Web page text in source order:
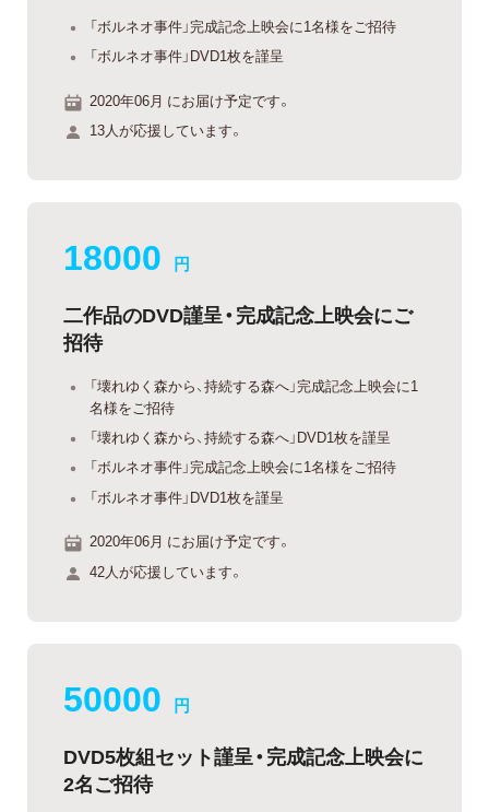
「ボルネオ事件」完成記念上映会に1名様をご招待
「ボルネオ事件」DVD1枚を謹呈
2020年06月 にお届け予定です。
13人が応援しています。
18000 円
二作品のDVD謹呈・完成記念上映会にご
招待
「壊れゆく森から、持続する森へ」完成記念上映会に1
名様をご招待
「壊れゆく森から、持続する森へ」DVD1枚を謹呈
「ボルネオ事件」完成記念上映会に1名様をご招待
「ボルネオ事件」DVD1枚を謹呈
2020年06月 にお届け予定です。
42人が応援しています。
50000 円
DVD5枚組セット謹呈・完成記念上映会に
2名ご招待